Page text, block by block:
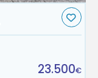
23.500€